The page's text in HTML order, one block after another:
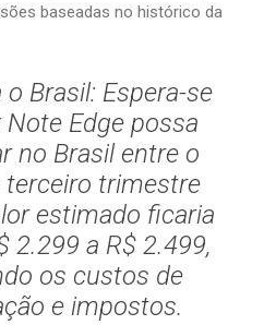
baseadas no histórico da
o Brasil: Espera-se
Edge possa
no Brasil entre o
terceiro trimestre
estimado ficaria
2.299 a R$ 2.499,
os custos de
e impostos.